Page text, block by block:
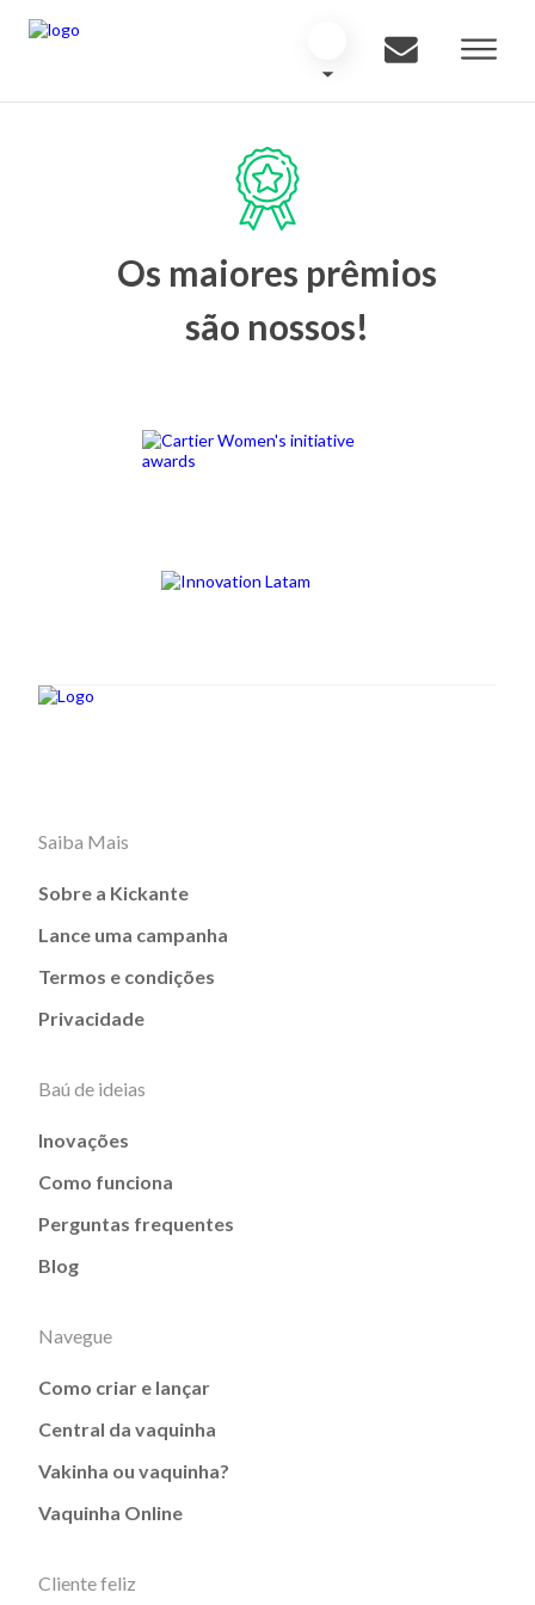
Os maiores prêmios
são nossos!
Saiba Mais
Sobre a Kickante
Lance uma campanha
Termos e condições
Privacidade
Baú de ideias
Inovações
Como funciona
Perguntas frequentes
Blog
Navegue
Como criar e lançar
Central da vaquinha
Vakinha ou vaquinha?
Vaquinha Online
Cliente feliz